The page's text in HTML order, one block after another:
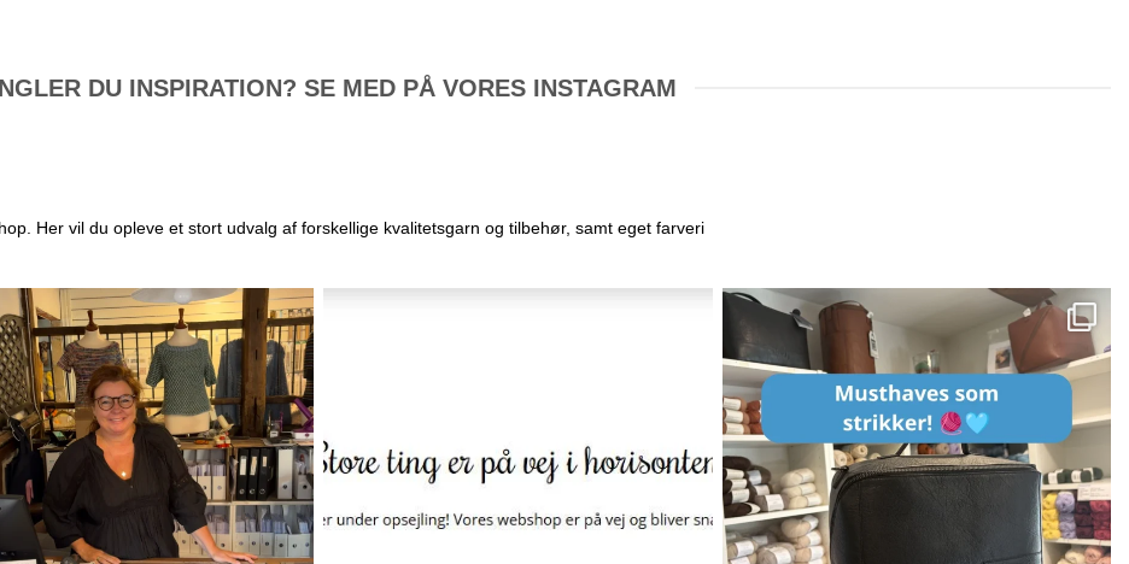
DU INSPIRATION? SE MED PÅ VORES INSTAGRAM
Her vil du opleve et stort udvalg af forskellige kvalitetsgarn og tilbehør, samt eget farveri